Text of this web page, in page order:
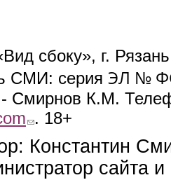
сбоку», г.
СМИ: серия ЭЛ №
- Смирнов К.М.
(link sends e-mail)
. 18+
Константин
сайта